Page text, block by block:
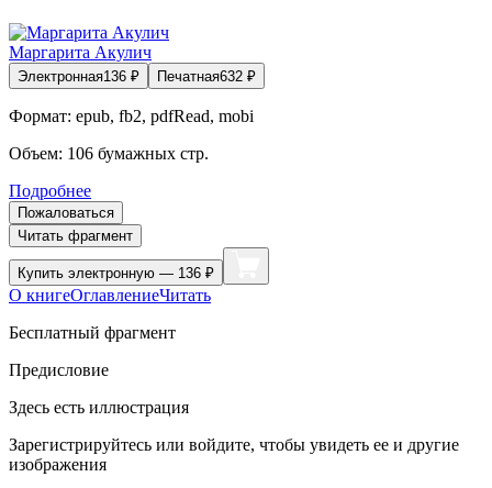
Маргарита Акулич
Электронная136 ₽ Печатная632 ₽
Формат: epub, fb2, pdfRead, mobi
Объем: 106 бумажных стр.
Подробнее
Пожаловаться
Читать фрагмент
Купить электронную — 136 ₽
О книгеОглавлениеЧитать
Бесплатный фрагмент
Предисловие
Здесь есть иллюстрация
Зарегистрируйтесь или войдите, чтобы увидеть ее и другие
изображения